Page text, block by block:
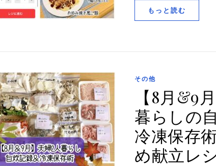
もっと読む
その他
【8月&9
暮らしの
冷凍保存
め献立レ